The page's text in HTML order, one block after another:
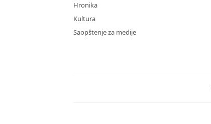
Hronika
Kultura
Saopštenje za medije